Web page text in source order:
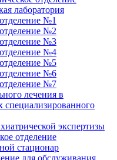
лаборатория
№1
№2
№3
№4
№5
№6
№7
лечения в
специализированного
экспертизы
отделение
стационар
для обслуживания